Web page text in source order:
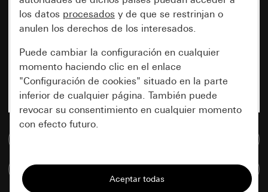
los datos procesados y de que se restrinjan o
anulen los derechos de los interesados.
Puede cambiar la configuración en cualquier
momento haciendo clic en el enlace
"Configuración de cookies" situado en la parte
inferior de cualquier página. También puede
revocar su consentimiento en cualquier momento
con efecto futuro.
Todas las cookies que necesitamos para